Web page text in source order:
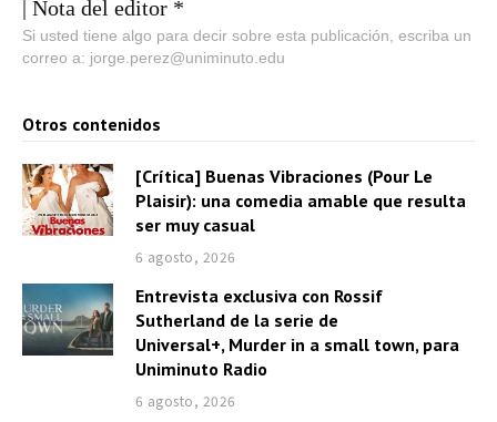
c
t
r
d
e
a
d
i
o
| Nota del editor *
Si usted tiene algo para decir sobre esta publicación, escriba un
correo a: jorge.perez@uniminuto.edu
Otros contenidos
[Crítica] Buenas Vibraciones (Pour Le
Plaisir): una comedia amable que resulta
ser muy casual
6 agosto, 2026
Entrevista exclusiva con Rossif
Sutherland de la serie de
Universal+, Murder in a small town, para
Uniminuto Radio
6 agosto, 2026